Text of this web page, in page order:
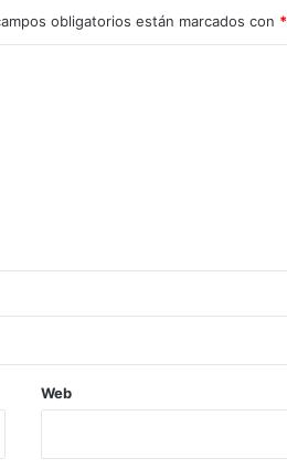
obligatorios están marcados con *
Web